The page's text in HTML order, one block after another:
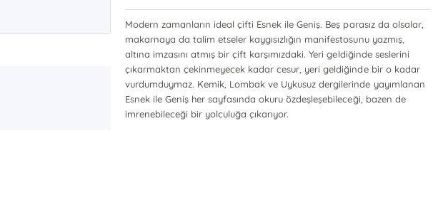
Modern zamanların ideal çifti Esnek ile Geniş. Beş parasız da olsalar,
makarnaya da talim etseler kaygısızlığın manifestosunu yazmış,
altına imzasını atmış bir çift karşımızdaki. Yeri geldiğinde seslerini
çıkarmaktan çekinmeyecek kadar cesur, yeri geldiğinde bir o kadar
vurdumduymaz. Kemik, Lombak ve Uykusuz dergilerinde yayımlanan
Esnek ile Geniş her sayfasında okuru özdeşleşebileceği, bazen de
imrenebileceği bir yolculuğa çıkarıyor.